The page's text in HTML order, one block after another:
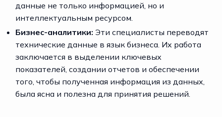
данные не только информацией, но и
интеллектуальным ресурсом.
Бизнес-аналитики: Эти специалисты переводят
технические данные в язык бизнеса. Их работа
заключается в выделении ключевых
показателей, создании отчетов и обеспечении
того, чтобы полученная информация из данных,
была ясна и полезна для принятия решений.